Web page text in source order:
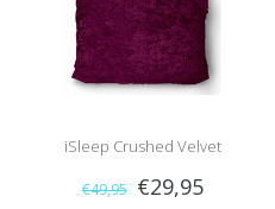
iSleep Crushed Velvet
(Bordeaux)
€49,95 €29,95